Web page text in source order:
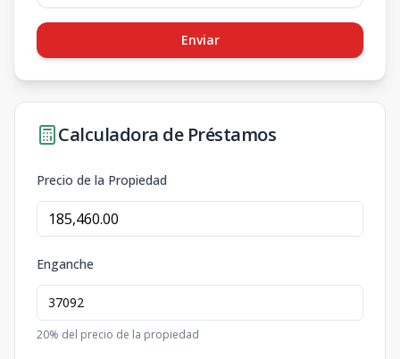
Enviar
Calculadora de Préstamos
Precio de la Propiedad
Enganche
20% del precio de la propiedad